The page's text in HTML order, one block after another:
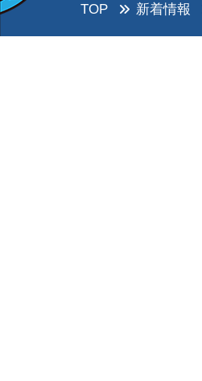
TOP 新着情報